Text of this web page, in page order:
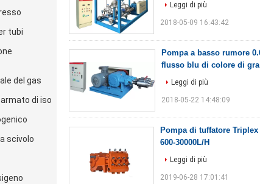
tubi
del gas
di iso
scivolo
Leggi di più
2018-05-09 16:43:42
Pompa a basso rumore
flusso blu di colore di
Leggi di più
2018-05-22 14:48:09
Pompa di tuffatore
600-30000L/H
Leggi di più
2019-06-28 17:01:41